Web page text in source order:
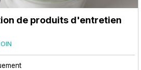
de produits d'entretien